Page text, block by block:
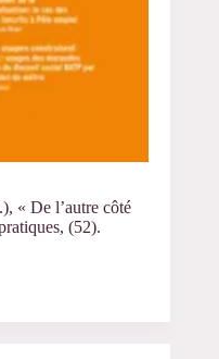
« De l’autre côté
(52).